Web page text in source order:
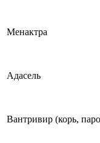
Менактра
Адасель
Вантривир (корь,